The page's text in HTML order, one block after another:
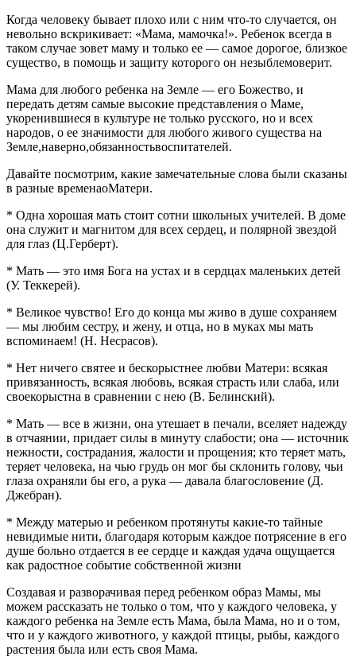
Когда человеку бывает плохо или с ним что-то случается, он
невольно вскрикивает: «Мама, мамочка!». Ребенок всегда в
таком случае зовет маму и только ее — самое дорогое, близкое
существо, в помощь и защиту которого он незыблемоверит.
Мама для любого ребенка на Земле — его Божество, и
передать детям самые высокие представления о Маме,
укоренившиеся в культуре не только русского, но и всех
народов, о ее значимости для любого живого существа на
Земле,наверно,обязанностьвоспитателей.
Давайте посмотрим, какие замечательные слова были сказаны
в разные временаоМатери.
* Одна хорошая мать стоит сотни школьных учителей. В доме
она служит и магнитом для всех сердец, и полярной звездой
для глаз (Ц.Герберт).
* Мать — это имя Бога на устах и в сердцах маленьких детей
(У. Теккерей).
* Великое чувство! Его до конца мы живо в душе сохраняем
— мы любим сестру, и жену, и отца, но в муках мы мать
вспоминаем! (Н. Несрасов).
* Нет ничего святее и бескорыстнее любви Матери: всякая
привязанность, всякая любовь, всякая страсть или слаба, или
своекорыстна в сравнении с нею (В. Белинский).
* Мать — все в жизни, она утешает в печали, вселяет надежду
в отчаянии, придает силы в минуту слабости; она — источник
нежности, сострадания, жалости и прощения; кто теряет мать,
теряет человека, на чью грудь он мог бы склонить голову, чьи
глаза охраняли бы его, а рука — давала благословение (Д.
Джебран).
* Между матерью и ребенком протянуты какие-то тайные
невидимые нити, благодаря которым каждое потрясение в его
душе больно отдается в ее сердце и каждая удача ощущается
как радостное событие собственной жизни
Создавая и разворачивая перед ребенком образ Мамы, мы
можем рассказать не только о том, что у каждого человека, у
каждого ребенка на Земле есть Мама, была Мама, но и о том,
что и у каждого животного, у каждой птицы, рыбы, каждого
растения была или есть своя Мама.